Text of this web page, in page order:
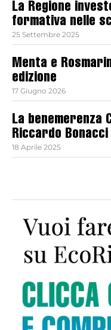
La Regione
formativa nelle
25 Settembre 2025
Menta e
edizione
17 Giugno 2026
La benemerenza
Riccardo
18 Aprile 2025